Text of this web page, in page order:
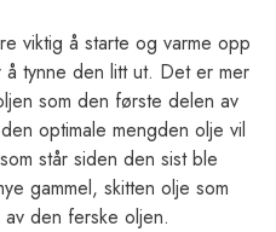
viktig å starte og varme opp
tynne den litt ut. Det er mer
som den første delen av
optimale mengden olje vil
står siden den sist ble
gammel, skitten olje som
den ferske oljen.